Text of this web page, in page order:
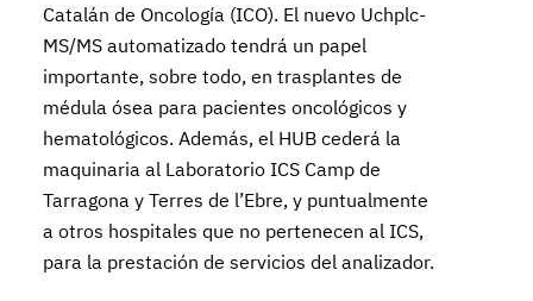
Catalán de Oncología (ICO). El nuevo Uchplc-
MS/MS automatizado tendrá un papel
importante, sobre todo, en trasplantes de
médula ósea para pacientes oncológicos y
hematológicos. Además, el HUB cederá la
maquinaria al Laboratorio ICS Camp de
Tarragona y Terres de l’Ebre, y puntualmente
a otros hospitales que no pertenecen al ICS,
para la prestación de servicios del analizador.